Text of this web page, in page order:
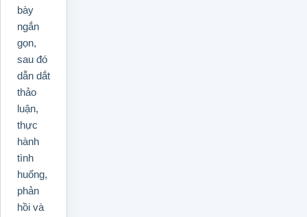
bày
ngắn
gọn,
sau đó
dẫn dắt
thảo
luận,
thực
hành
tình
huống,
phản
hồi và